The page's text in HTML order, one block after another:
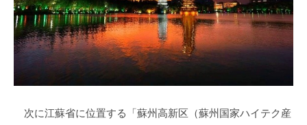
次に江蘇省に位置する「蘇州高新区（蘇州国家ハイテク産